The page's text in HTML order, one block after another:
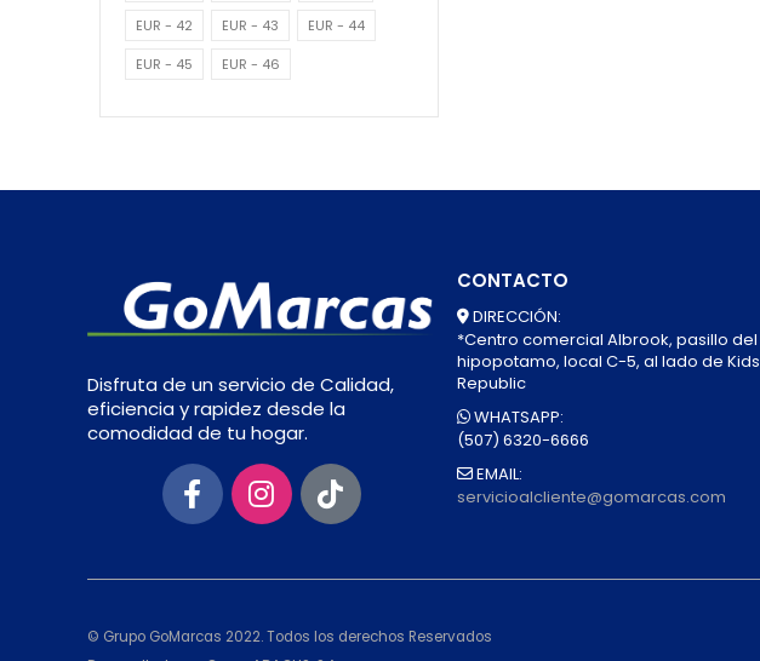
EUR - 42
EUR - 43
EUR - 44
EUR - 45
EUR - 46
Disfruta de un servicio de Calidad,
eficiencia y rapidez desde la
comodidad de tu hogar.
CONTACTO
DIRECCIÓN:
*Centro comercial Albrook, pasillo del
hipopotamo, local C-5, al lado de Kids
Republic
WHATSAPP:
(507) 6320-6666
EMAIL:
servicioalcliente@gomarcas.com
© Grupo GoMarcas 2022. Todos los derechos Reservados